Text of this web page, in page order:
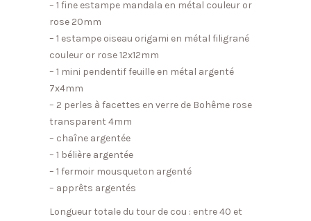
– 1 fine estampe mandala en métal couleur or
rose 20mm
– 1 estampe oiseau origami en métal filigrané
couleur or rose 12x12mm
– 1 mini pendentif feuille en métal argenté
7x4mm
– 2 perles à facettes en verre de Bohême rose
transparent 4mm
– chaîne argentée
– 1 bélière argentée
– 1 fermoir mousqueton argenté
– apprêts argentés
Longueur totale du tour de cou : entre 40 et